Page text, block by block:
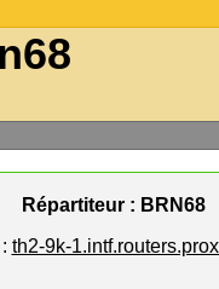
Répartiteur : BRN68
th2-9k-